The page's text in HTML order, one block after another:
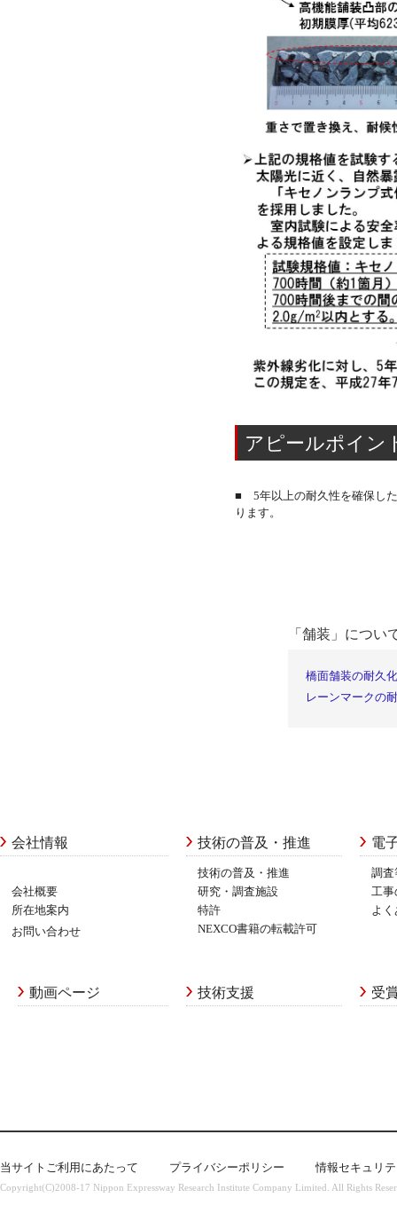
アピールポイン
■ 5年以上の耐久性を確保した
ります。
「舗装」につい
橋面舗装の耐久化
レーンマークの
会社情報
会社概要
所在地案内
お問い合わせ
技術の普及・推進
技術の普及・推進
研究・調査施設
特許
NEXCO書籍の転載許可
電
調査
工事
よく
動画ページ 技術支援 受
当サイトご利用にあたって プライバシーポリシー 情報セキュリ
Copyright(C)2008-17 Nippon Expressway Research Institute Company Limited. All Rights